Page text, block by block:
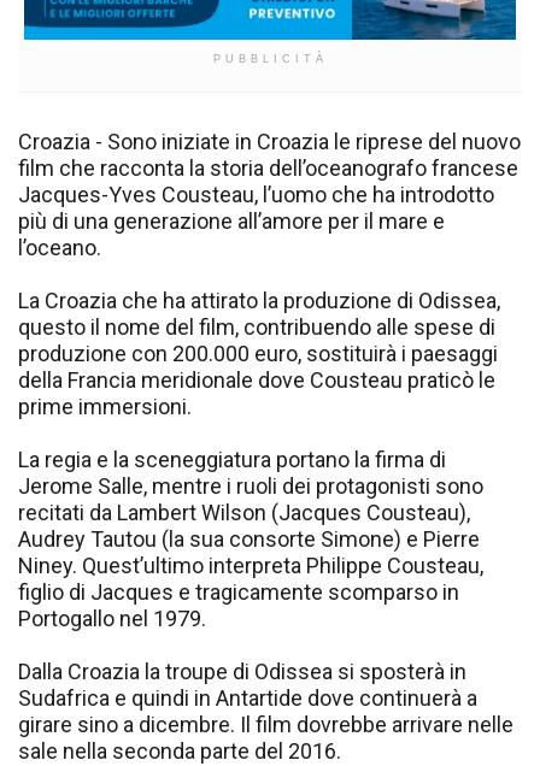
PUBBLICITÀ
Croazia - Sono iniziate in Croazia le riprese del nuovo
film che racconta la storia dell’oceanografo francese
Jacques-Yves Cousteau, l’uomo che ha introdotto
più di una generazione all’amore per il mare e
l’oceano.
La Croazia che ha attirato la produzione di Odissea,
questo il nome del film, contribuendo alle spese di
produzione con 200.000 euro, sostituirà i paesaggi
della Francia meridionale dove Cousteau praticò le
prime immersioni.
La regia e la sceneggiatura portano la firma di
Jerome Salle, mentre i ruoli dei protagonisti sono
recitati da Lambert Wilson (Jacques Cousteau),
Audrey Tautou (la sua consorte Simone) e Pierre
Niney. Quest’ultimo interpreta Philippe Cousteau,
figlio di Jacques e tragicamente scomparso in
Portogallo nel 1979.
Dalla Croazia la troupe di Odissea si sposterà in
Sudafrica e quindi in Antartide dove continuerà a
girare sino a dicembre. Il film dovrebbe arrivare nelle
sale nella seconda parte del 2016.